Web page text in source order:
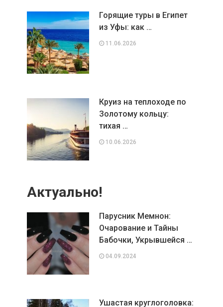
Горящие туры в Египет
из Уфы: как …
11.06.2026
Круиз на теплоходе по
Золотому кольцу:
тихая …
10.06.2026
Актуально!
Парусник Мемнон:
Очарование и Тайны
Бабочки, Укрывшейся …
04.09.2024
Ушастая круглоголовка: